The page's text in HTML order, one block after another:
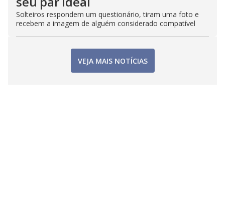
Solteiros respondem um questionário, tiram uma foto e
recebem a imagem de alguém considerado compatível
VEJA MAIS NOTÍCIAS